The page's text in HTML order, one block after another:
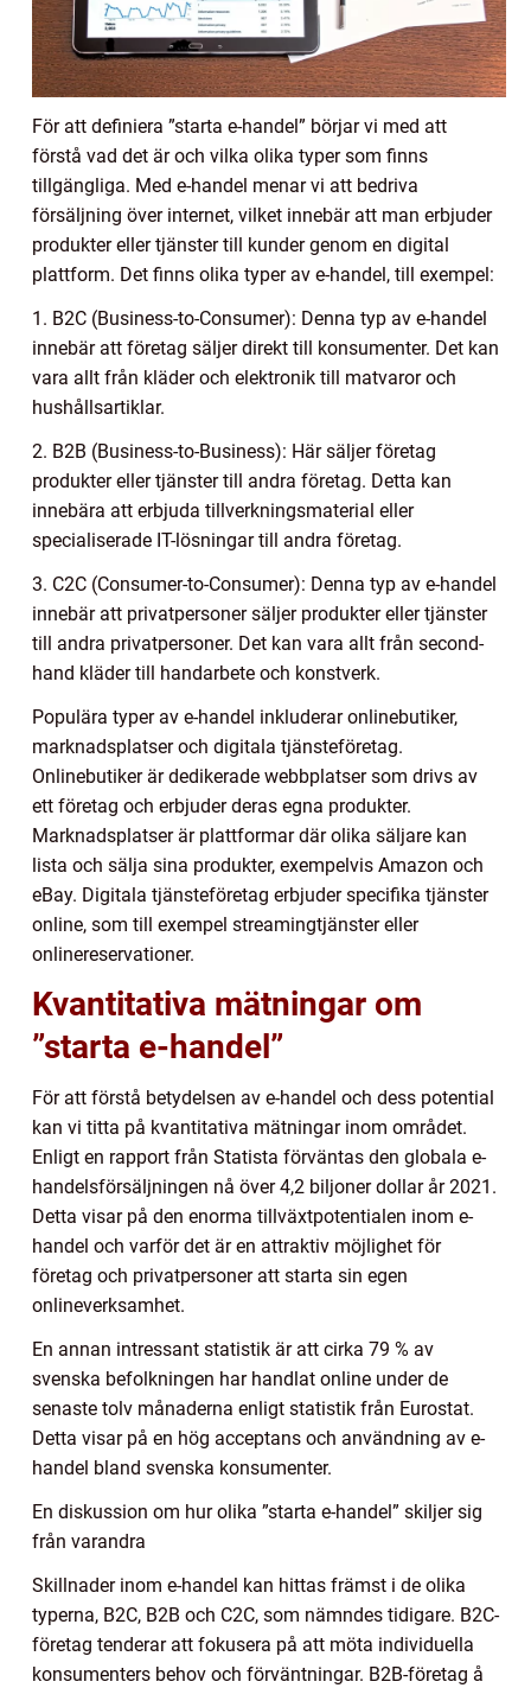
För att definiera ”starta e-handel” börjar vi med att
förstå vad det är och vilka olika typer som finns
tillgängliga. Med e-handel menar vi att bedriva
försäljning över internet, vilket innebär att man erbjuder
produkter eller tjänster till kunder genom en digital
plattform. Det finns olika typer av e-handel, till exempel:
1. B2C (Business-to-Consumer): Denna typ av e-handel
innebär att företag säljer direkt till konsumenter. Det kan
vara allt från kläder och elektronik till matvaror och
hushållsartiklar.
2. B2B (Business-to-Business): Här säljer företag
produkter eller tjänster till andra företag. Detta kan
innebära att erbjuda tillverkningsmaterial eller
specialiserade IT-lösningar till andra företag.
3. C2C (Consumer-to-Consumer): Denna typ av e-handel
innebär att privatpersoner säljer produkter eller tjänster
till andra privatpersoner. Det kan vara allt från second-
hand kläder till handarbete och konstverk.
Populära typer av e-handel inkluderar onlinebutiker,
marknadsplatser och digitala tjänsteföretag.
Onlinebutiker är dedikerade webbplatser som drivs av
ett företag och erbjuder deras egna produkter.
Marknadsplatser är plattformar där olika säljare kan
lista och sälja sina produkter, exempelvis Amazon och
eBay. Digitala tjänsteföretag erbjuder specifika tjänster
online, som till exempel streamingtjänster eller
onlinereservationer.
Kvantitativa mätningar om
”starta e-handel”
För att förstå betydelsen av e-handel och dess potential
kan vi titta på kvantitativa mätningar inom området.
Enligt en rapport från Statista förväntas den globala e-
handelsförsäljningen nå över 4,2 biljoner dollar år 2021.
Detta visar på den enorma tillväxtpotentialen inom e-
handel och varför det är en attraktiv möjlighet för
företag och privatpersoner att starta sin egen
onlineverksamhet.
En annan intressant statistik är att cirka 79 % av
svenska befolkningen har handlat online under de
senaste tolv månaderna enligt statistik från Eurostat.
Detta visar på en hög acceptans och användning av e-
handel bland svenska konsumenter.
En diskussion om hur olika ”starta e-handel” skiljer sig
från varandra
Skillnader inom e-handel kan hittas främst i de olika
typerna, B2C, B2B och C2C, som nämndes tidigare. B2C-
företag tenderar att fokusera på att möta individuella
konsumenters behov och förväntningar. B2B-företag å